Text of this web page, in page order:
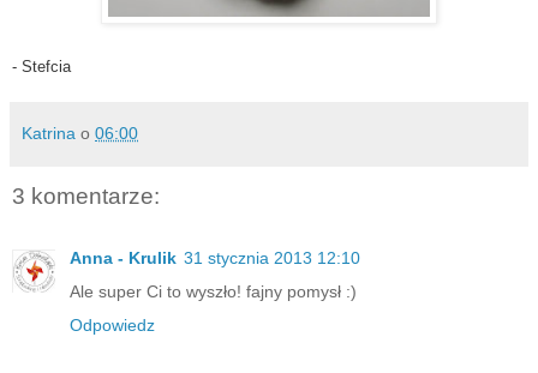
- Stefcia
Katrina o 06:00
3 komentarze:
Anna - Krulik 31 stycznia 2013 12:10
Ale super Ci to wyszło! fajny pomysł :)
Odpowiedz